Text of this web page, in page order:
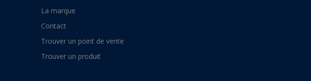
La marque
Contact
Trouver un point de vente
Trouver un produit